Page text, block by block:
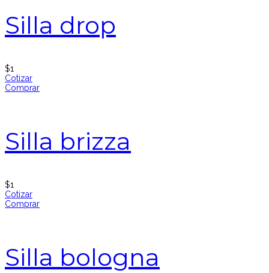
Silla drop
$1
Cotizar
Comprar
Silla brizza
$1
Cotizar
Comprar
Silla bologna